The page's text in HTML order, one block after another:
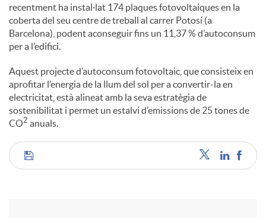
recentment ha instal·lat 174 plaques fotovoltaiques en la
coberta del seu centre de treball al carrer Potosí (a
Barcelona), podent aconseguir fins un 11,37 % d’autoconsum
per a l’edifici.
Aquest projecte d’autoconsum fotovoltaic, que consisteix en
aprofitar l’energia de la llum del sol per a convertir-la en
electricitat, està alineat amb la seva estratègia de
sostenibilitat i permet un estalvi d’emissions de 25 tones de
CO2 anuals.
C